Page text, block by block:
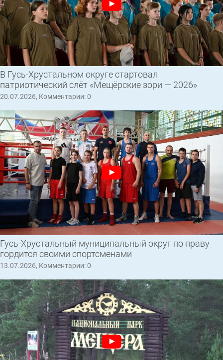
В Гусь-Хрустальном округе стартовал
патриотический слёт «Мещёрские зори — 2026»
20.07.2026, Комментарии: 0
Гусь-Хрустальный муниципальный округ по праву
гордится своими спортсменами
13.07.2026, Комментарии: 0